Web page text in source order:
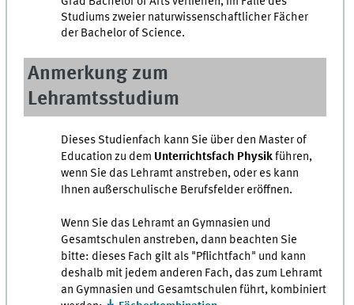
Studiums zweier naturwissenschaftlicher Fächer
der Bachelor of Science.
Anmerkung zum
Lehramtsstudium
Dieses Studienfach kann Sie über den Master of
Education zu dem Unterrichtsfach Physikführen,
wenn Sie das Lehramt anstreben, oder es kann
Ihnen außerschulische Berufsfelder eröffnen.
Wenn Sie das Lehramt an Gymnasien und
Gesamtschulen anstreben, dann beachten Sie
bitte: dieses Fach gilt als "Pflichtfach" und kann
deshalb mit jedem anderen Fach, das zum Lehramt
an Gymnasien und Gesamtschulen führt, kombiniert